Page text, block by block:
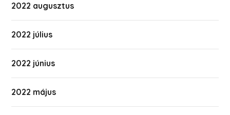
2022 augusztus
2022 július
2022 június
2022 május